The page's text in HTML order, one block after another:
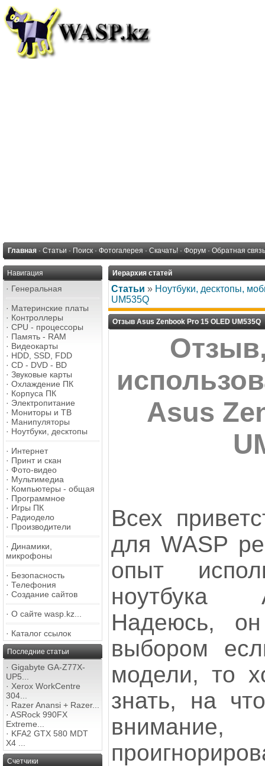
Главная · Статьи · Поиск · Фотогалерея · Скачать! · Форум · Обратная связь
Навигация
· Генеральная
· Материнские платы
· Контроллеры
· CPU - процессоры
· Память - RAM
· Видеокарты
· HDD, SSD, FDD
· CD - DVD - BD
· Звуковые карты
· Охлаждение ПК
· Корпуса ПК
· Электропитание
· Мониторы и ТВ
· Манипуляторы
· Ноутбуки, десктопы
· Интернет
· Принт и скан
· Фото-видео
· Мультимедиа
· Компьютеры - общая
· Программное
· Игры ПК
· Радиодело
· Производители
· Динамики,
микрофоны
· Безопасность
· Телефония
· Создание сайтов
· О сайте wasp.kz...
· Каталог ссылок
Последние статьи
· Gigabyte GA-Z77X-
UP5...
· Xerox WorkCentre
304...
· Razer Anansi + Razer...
· ASRock 990FX
Extreme...
· KFA2 GTX 580 MDT
X4 ...
Счетчики
Иерархия статей
Статьи » Ноутбуки, десктопы,
UM535Q
Отзыв Asus Zenbook Pro 15 OLED UM535Q
Asus
Всех
для WASP
опыт
ноутбука
Надеюсь,
выбором
модели, то
знать, на